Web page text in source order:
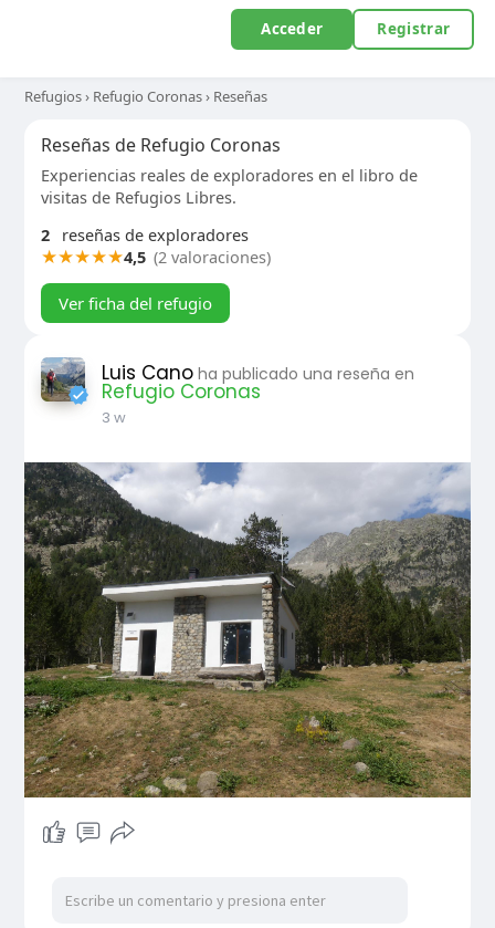
Acceder Registrar
Refugios› Refugio Coronas› Reseñas
Reseñas de Refugio Coronas
Experiencias reales de exploradores en el libro de
visitas de Refugios Libres.
2
reseñas de exploradores
★★★★★4,5 (2 valoraciones)
Ver ficha del refugio
Luis Cano ha publicado una reseña en
Refugio Coronas
3 w